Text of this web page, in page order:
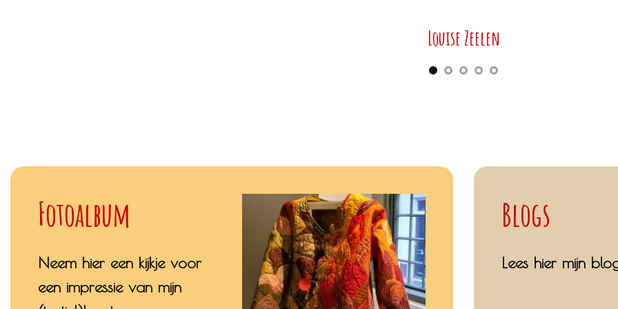
Louise Zeelen
Fotoalbum
Neem hier een kijkje voor
een impressie van mijn
Blogs
Lees hier mijn